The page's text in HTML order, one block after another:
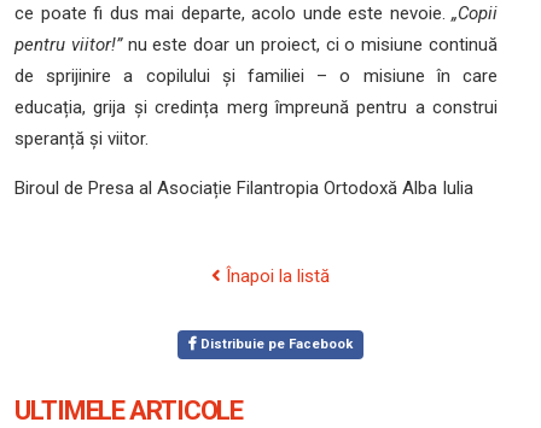
ce poate fi dus mai departe, acolo unde este nevoie. „Copii
pentru viitor!”nu este doar un proiect, ci o misiune continuă
de sprijinire a copilului și familiei – o misiune în care
educația, grija și credința merg împreună pentru a construi
speranță și viitor.
Biroul de Presa al Asociație Filantropia Ortodoxă Alba Iulia
Înapoi la listă
Distribuie pe Facebook
ULTIMELE ARTICOLE